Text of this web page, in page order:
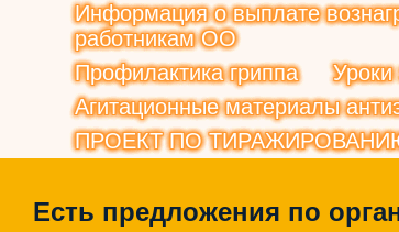
Информация о выплате
работникам ОО
Профилактика гриппа
Уроки
Агитационные материалы
ПРОЕКТ ПО
Есть предложения по